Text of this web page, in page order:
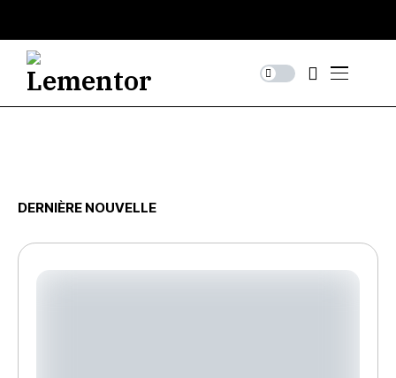
DERNIÈRE NOUVELLE